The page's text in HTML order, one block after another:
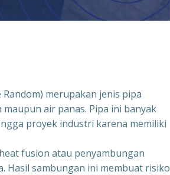
Random) merupakan jenis pipa
air panas. Pipa ini banyak
proyek industri karena memiliki
fusion atau penyambungan
Hasil sambungan ini membuat risiko